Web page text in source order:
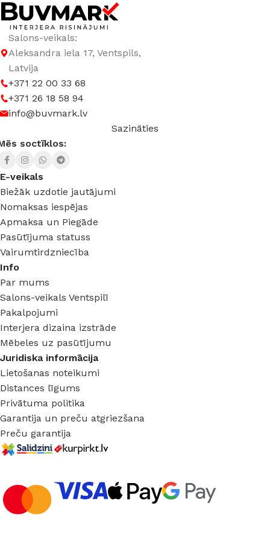
Salons-veikals:
Aleksandra iela 17, Ventspils,
Latvija
+371 22 00 33 68
+371 26 18 58 94
info@buvmark.lv
Sazināties
soctīklos:
E-veikals
Biežāk uzdotie jautājumi
Nomaksas iespējas
Apmaksa un Piegāde
Pasūtījuma statuss
Vairumtirdzniecība
Info
Par mums
Salons-veikals Ventspilī
Pakalpojumi
Interjera dizaina izstrāde
Mēbeles uz pasūtījumu
Juridiska informācija
Lietošanas noteikumi
Distances līgums
Privātuma politika
Garantija un preču atgriezšana
Preču garantija